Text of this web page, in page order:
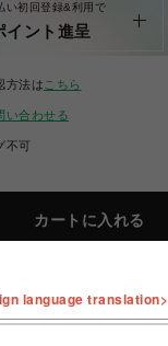
い初回登録&利用で
イント進呈
方法は こちら
い合わせる
不可
カートに入れる
language translation>